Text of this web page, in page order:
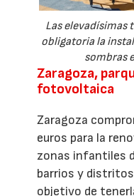
Las elevadísimas
obligatoria la
sombras
Zaragoza,
fotovoltaica
Zaragoza
euros para la
zonas infantiles
barrios y distritos
objetivo de